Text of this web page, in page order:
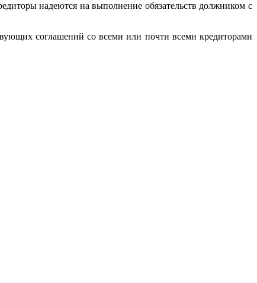
надеются на выполнение обязательств должником с
соглашений со всеми или почти всеми кредиторами